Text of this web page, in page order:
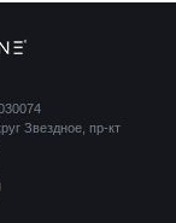
Звездное, пр-кт